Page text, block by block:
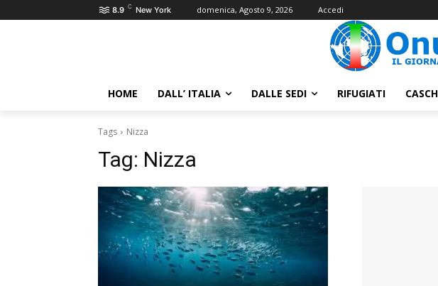
8.9 C New York domenica, Agosto 9, 2026 Accedi
HOME DALL’ ITALIA DALLE SEDI RIFUGIATI
Tags Nizza
Tag: Nizza